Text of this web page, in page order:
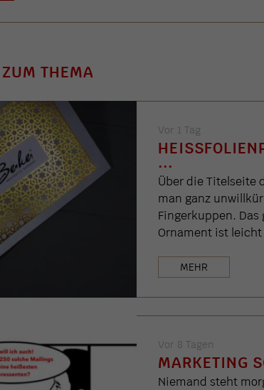
THEMA
Vor 1 Tag
..
Über die Titelseite
man ganz
Fingerkuppen. Das
Ornament ist leicht
MEHR
Vor 8 Tagen
MARKETING
Niemand steht